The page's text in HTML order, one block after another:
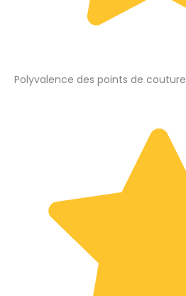
Polyvalence des points de